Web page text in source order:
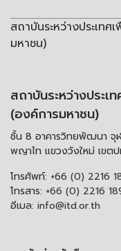
สถาบันระหว่างประเท
มหาชน)
สถาบันระหว่างประ
(องค์การมหาชน)
ชั้น 8 อาคารวิทยพัฒนา จุ
พญาไท แขวงวังใหม่ เขต
โทรศัพท์: +66 (0) 2216
โทรสาร: +66 (0) 2216
อีเมล: info@itd.or.th